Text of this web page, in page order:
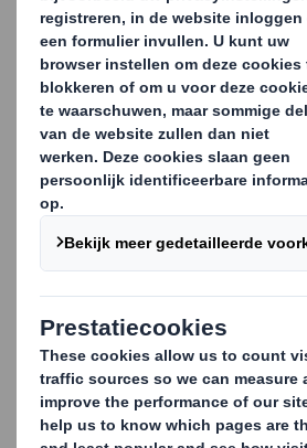
Onze palletdozen worden
europallets of industriepallets en
gewichten tot 1000 kg en meer,
en voor wereldwijde export. Ze
betrouwbaar alternatief voor het
producten in kleinere
besparingen op transport en
Optimalisatie
Al onze kartonkwaliteiten zijn
transport en opslag van zware
exportverpakkingen zelf zijn
zonder overhang te passen op
standaard pallet.
Op maat gemaakt